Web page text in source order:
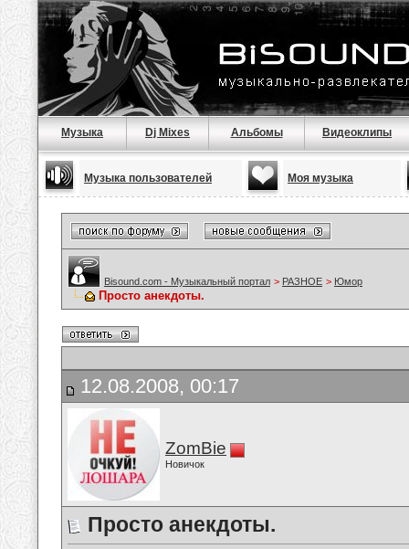
Музыка Dj Mixes Альбомы Видеоклипы
Музыка пользователей Моя музыка
Bisound.com - Музыкальный портал > РАЗНОЕ > Юмор
Просто анекдоты.
12.08.2008, 00:17
ZomBie
Новичок
Просто анекдоты.